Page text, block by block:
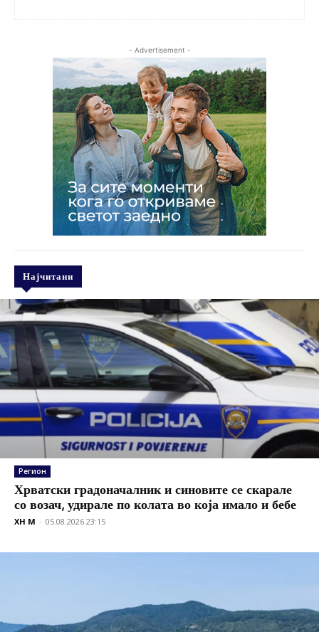
- Advertisement -
Најчитани
Регион
Хрватски градоначалник и синовите се скарале
со возач, удирале по колата во која имало и бебе
XH M - 05.08.2026 23:15